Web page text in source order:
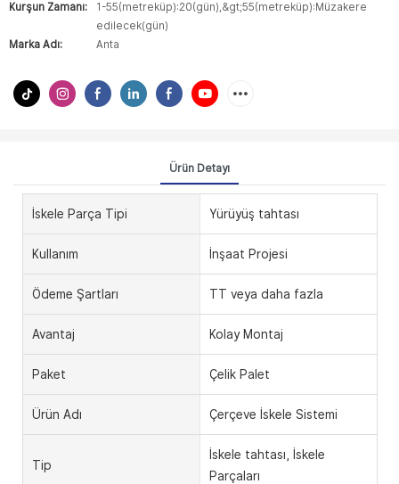
Kurşun Zamanı:
1-55(metreküp):20(gün),&gt;55(metreküp):Müzakere
edilecek(gün)
Marka Adı:
Anta
Ürün Detayı
İskele Parça Tipi Yürüyüş tahtası
Kullanım İnşaat Projesi
Ödeme Şartları TT veya daha fazla
Avantaj Kolay Montaj
Paket Çelik Palet
Ürün Adı Çerçeve İskele Sistemi
Tip
İskele tahtası, İskele
Parçaları